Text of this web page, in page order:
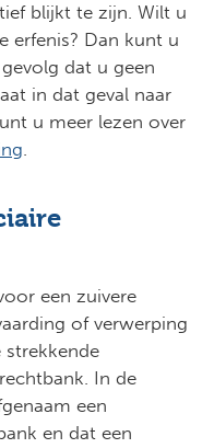
blijkt te zijn. Wilt u
erfenis? Dan kunt u
dat u geen
in dat geval naar
u meer lezen over
.
een zuivere
of verwerping
strekkende
In de
een
en dat een